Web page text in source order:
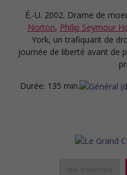
É.-U. 2002. Drame de
Norton, Philip Seymour
York, un trafiquant de
journée de liberté avant de
Durée: 135 min.